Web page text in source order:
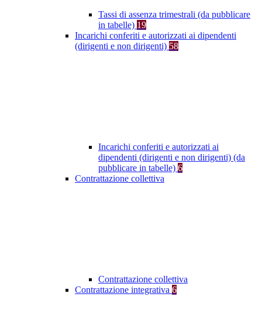
Tassi di assenza trimestrali (da pubblicare
in tabelle) 19
Incarichi conferiti e autorizzati ai dipendenti
(dirigenti e non dirigenti) 58
Incarichi conferiti e autorizzati ai
dipendenti (dirigenti e non dirigenti) (da
pubblicare in tabelle) 6
Contrattazione collettiva
Contrattazione collettiva
Contrattazione integrativa 6